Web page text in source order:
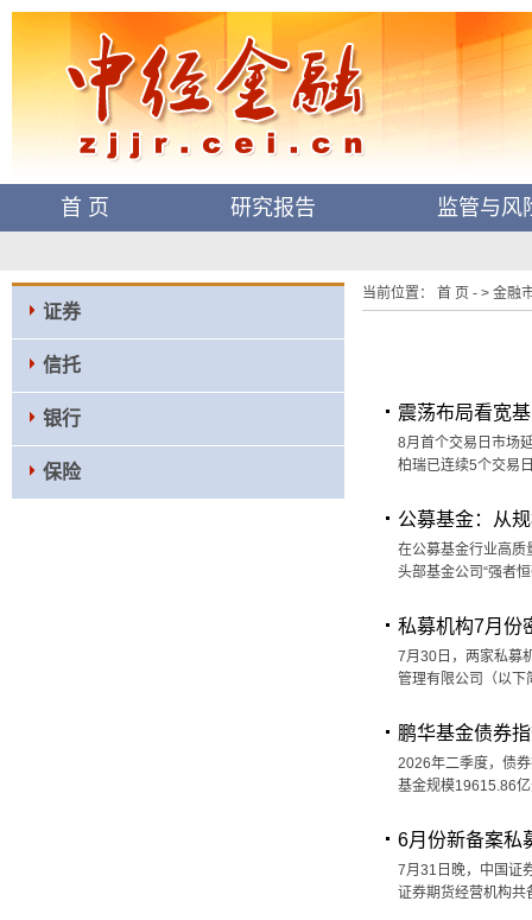
首 页 研究报告 监管与风
证券
信托
银行
保险
当前位置： 首 页 - > 金融
震荡布局看宽
8月首个交易日市场
柏瑞已连续5个交易
公募基金：从
在公募基金行业高质
头部基金公司“强者
私募机构7月份
7月30日，两家私募
管理有限公司（以下
鹏华基金债券
2026年二季度，债
基金规模19615.86
6月份新备案私
7月31日晚，中国证
证券期货经营机构